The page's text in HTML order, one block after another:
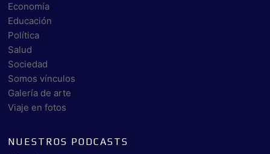
Economía
Educación
Política
Salud
Sociedad
Somos vínculos
Galería de arte
Viaje en fotos
NUESTROS PODCASTS